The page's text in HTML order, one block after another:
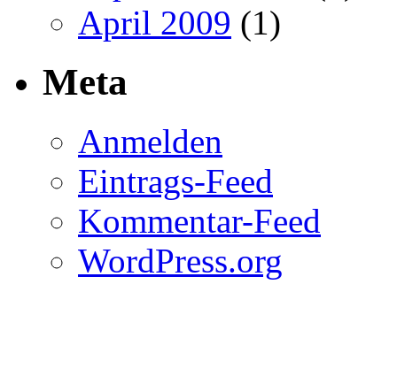
April 2009 (1)
Meta
Anmelden
Eintrags-Feed
Kommentar-Feed
WordPress.org